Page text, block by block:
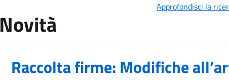
Approfondisci la
Novità
Raccolta firme: Modifiche